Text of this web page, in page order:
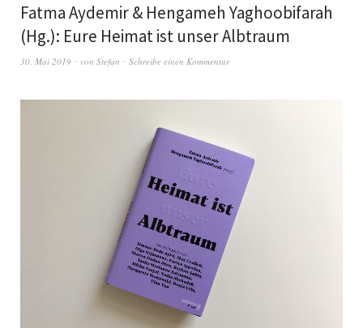
Fatma Aydemir & Hengameh Yaghoobifarah
(Hg.): Eure Heimat ist unser Albtraum
30. Mai 2019 von Stefan Schreibe einen Kommentar